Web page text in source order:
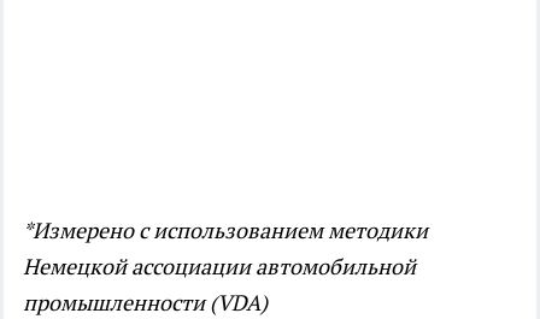
*Измерено с использованием методики
Немецкой ассоциации автомобильной
промышленности (VDA)